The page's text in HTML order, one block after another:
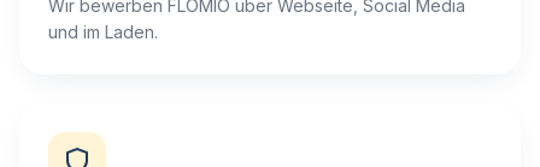
Wir bewerben FLOMIO über Webseite, Social Media
und im Laden.